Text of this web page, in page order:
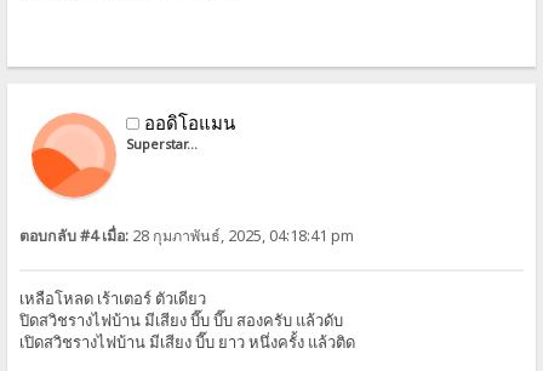
ออดิโอแมน
Superstar...
ตอบกลับ #4 เมื่อ: 28 กุมภาพันธ์, 2025, 04:18:41 pm
เหลือโหลด เร้าเตอร์ ตัวเดียว
ปิดสวิชรางไฟบ้าน มีเสียง บี๊บ บี๊บ สองครับ แล้วดับ
เปิดสวิชรางไฟบ้าน มีเสียง บี๊บ ยาว หนึ่งครั้ง แล้วติด